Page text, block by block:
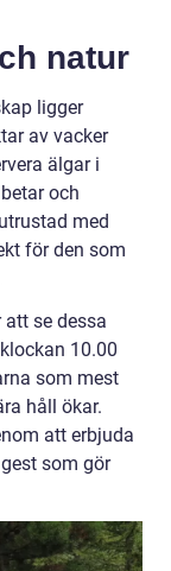
natur
ligger
av vacker
älgar i
och
med
för den som
se dessa
10.00
som mest
håll ökar.
att erbjuda
som gör